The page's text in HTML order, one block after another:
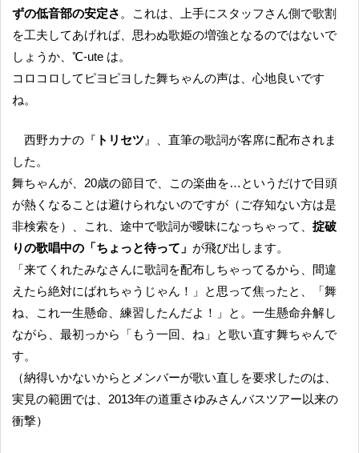
ずの低音部の安定さ 。これは、上手にスタッフさん側で歌割
を工夫してあげれば、思わぬ歌姫の増強となるのではないで
しょうか、℃-ute は。
コロコロしてピヨピヨした舞ちゃんの声は、心地良いです
ね。
西野カナの『 トリセツ 』、直筆の歌詞が客席に配布されま
した。
舞ちゃんが、20歳の節目で、この楽曲を…というだけで目頭
が熱くなることは避けられないのですが（ご存知ない方は是
非検索を）、これ、途中で歌詞が曖昧になっちゃって、 掟破
りの歌唱中の「ちょっと待って」 が飛び出します。
「来てくれたみなさんに歌詞を配布しちゃってるから、間違
えたら絶対にばれちゃうじゃん！」と思って焦ったと、「舞
ね、これ一生懸命、練習したんだよ！」と。一生懸命弁解し
ながら、最初っから「もう一回、ね」と歌い直す舞ちゃんで
す。
（納得いかないからとメンバーが歌い直しを要求したのは、
実見の範囲では、2013年の道重さゆみさんバスツアー以来の
衝撃）